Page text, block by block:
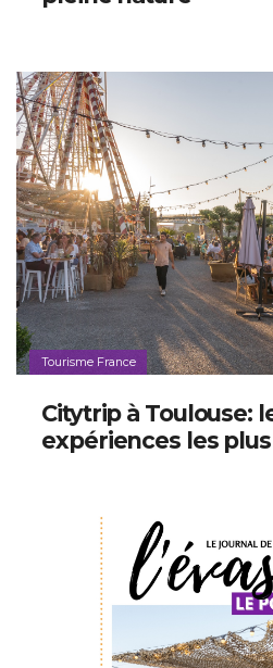
Tourisme France
Citytrip à Toulouse:
expériences les